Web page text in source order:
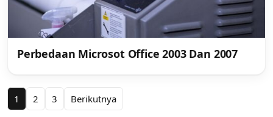
Perbedaan Microsot Office 2003 Dan 2007
Paginasi
1 2 3 Berikutnya